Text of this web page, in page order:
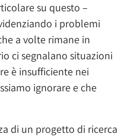
su questo –
i problemi
a volte rimane in
ci segnalano situazioni
è insufficiente nei
ignorare e che
di un progetto di ricerca